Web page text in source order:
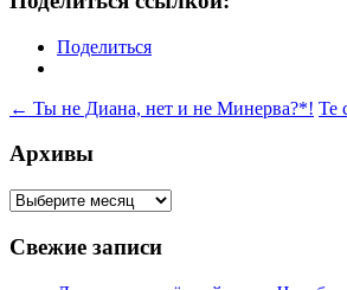
Поделиться
Навигация
по
записям
← Ты не Диана, нет и не Минерва?*! Те
Архивы
Архивы
Свежие записи